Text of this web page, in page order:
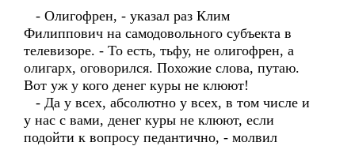
- Олигофрен, - указал раз Клим
Филиппович на самодовольного субъекта в
телевизоре. - То есть, тьфу, не олигофрен, а
олигарх, оговорился. Похожие слова, путаю.
Вот уж у кого денег куры не клюют!
- Да у всех, абсолютно у всех, в том числе и
у нас с вами, денег куры не клюют, если
подойти к вопросу педантично, - молвил